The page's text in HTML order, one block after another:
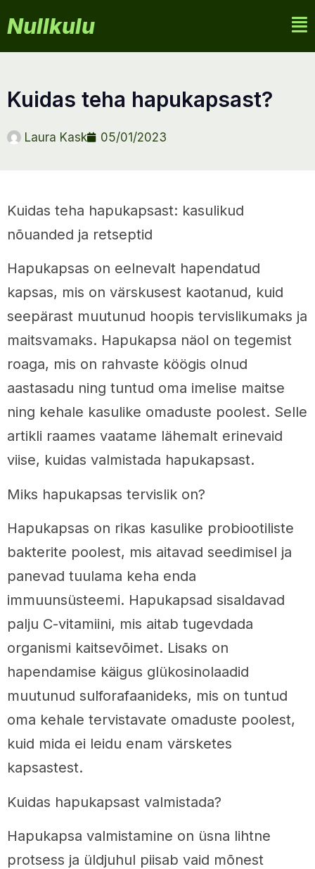
Nullkulu
kuidas teha hapukapsast?
Laura Kask 05/01/2023
Kuidas teha hapukapsast: kasulikud
nõuanded ja retseptid
Hapukapsas on eelnevalt hapendatud
kapsas, mis on värskusest kaotanud, kuid
seepärast muutunud hoopis tervislikumaks ja
maitsvamaks. Hapukapsa näol on tegemist
roaga, mis on rahvaste köögis olnud
aastasadu ning tuntud oma imelise maitse
ning kehale kasulike omaduste poolest. Selle
artikli raames vaatame lähemalt erinevaid
viise, kuidas valmistada hapukapsast.
Miks hapukapsas tervislik on?
Hapukapsas on rikas kasulike probiootiliste
bakterite poolest, mis aitavad seedimisel ja
panevad tuulama keha enda
immuunsüsteemi. Hapukapsad sisaldavad
palju C-vitamiini, mis aitab tugevdada
organismi kaitsevõimet. Lisaks on
hapendamise käigus glükosinolaadid
muutunud sulforafaanideks, mis on tuntud
oma kehale tervistavate omaduste poolest,
kuid mida ei leidu enam värsketes
kapsastest.
Kuidas hapukapsast valmistada?
Hapukapsa valmistamine on üsna lihtne
protsess ja üldjuhul piisab vaid mõnest